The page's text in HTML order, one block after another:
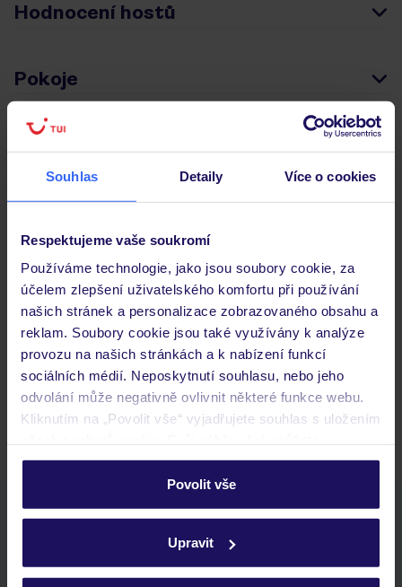
Souhlas Detaily Více o cookies
Respektujeme vaše soukromí
Používáme technologie, jako jsou soubory cookie, za
účelem zlepšení uživatelského komfortu při používání
našich stránek a personalizace zobrazovaného obsahu a
reklam. Soubory cookie jsou také využívány k analýze
provozu na našich stránkách a k nabízení funkcí
sociálních médií. Neposkytnutí souhlasu, nebo jeho
odvolání může negativně ovlivnit některé funkce webu.
Kliknutím na „Povolit vše“ vyjadřujete souhlas s uložením
personalizovat v sekci „Personalizace“.
Podrobné informace o souborech cookie naleznete v
ochrany osobních údajů.
Povolit vše
Upravit
Hodnocení hostů
Pokoje
Často kladené otázky
Jaké doklady jsou potřebné při cestování?
Budeme ubytováni ihned po příjezdu do hotelu?
Kam jít po přistání a vyzvednutí zavazadel?
Zobrazit další
Stáhněte si bezplatnou aplikaci TUI
rychlé vyhledávání a prohlížení nabídek
historie vyhledávání a naposledy zobrazené nabídky